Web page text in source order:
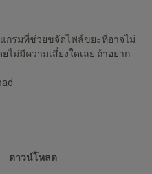
กรมที่ช่วยขจัดไฟล์ขยะที่อาจไม่
ม่มีความเสี่ยงใดเลย ถ้าอยาก
ดาวน์โหลด